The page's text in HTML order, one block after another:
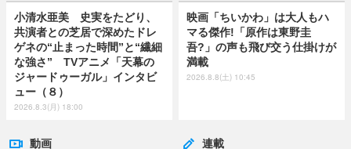
小清水亜美 史実をたどり、
共演者との芝居で深めたドレ
ゲネの“止まった時間”と“繊細
な強さ” TVアニメ「天幕の
ジャードゥーガル」インタビ
ュー（８）
2026.8.3(月) 18:00
映画「ちいかわ」は大人もハ
マる傑作!「原作は東野圭
吾?」の声も飛び交う仕掛けが
満載
2026.8.8(土) 10:45
動画 連載